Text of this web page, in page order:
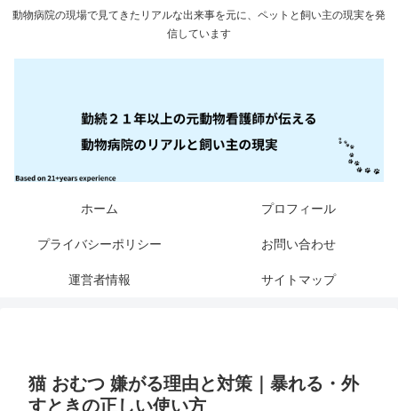
動物病院の現場で見てきたリアルな出来事を元に、ペットと飼い主の現実を発
信しています
ホーム プロフィール
プライバシーポリシー お問い合わせ
運営者情報 サイトマップ
猫 おむつ 嫌がる理由と対策｜暴れる・外
すときの正しい使い方